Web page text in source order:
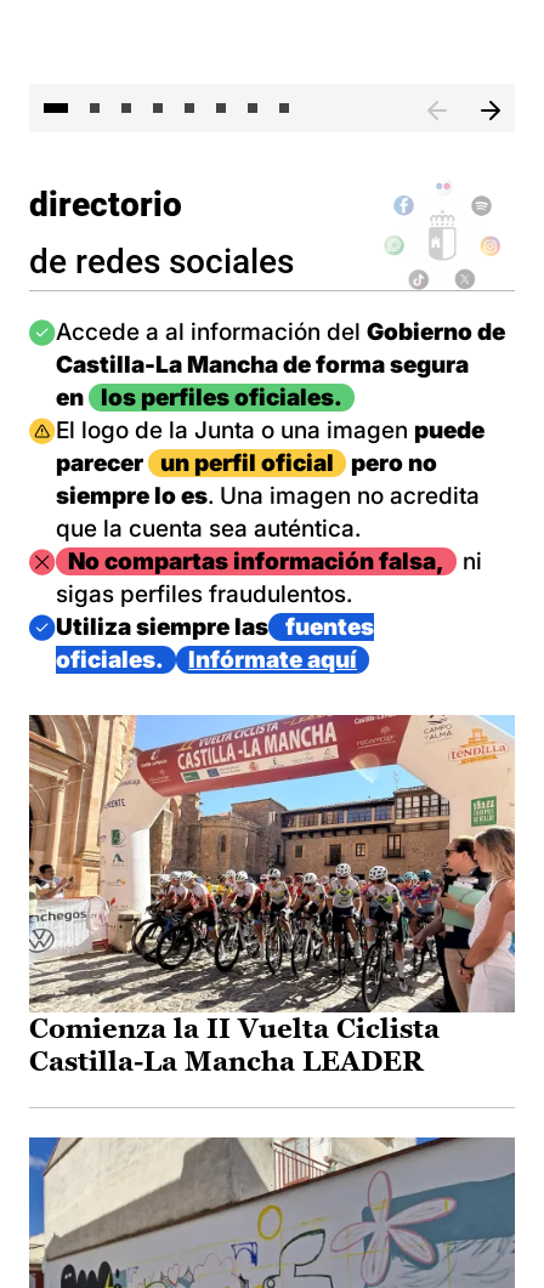
directorio
de redes sociales
Imagen
Accede a al información del Gobierno de
Castilla-La Mancha de forma segura
en
los perfiles oficiales.
Imagen
El logo de la Junta o una imagen puede
parecer
un perfil oficial
pero no
siempre lo es. Una imagen no acredita
que la cuenta sea auténtica.
ImagenNo compartas información falsa,
ni
sigas perfiles fraudulentos.
Imagen
Utiliza siempre las
fuentes
oficiales.
Infórmate aquí
Comienza la II Vuelta Ciclista
Castilla-La Mancha LEADER